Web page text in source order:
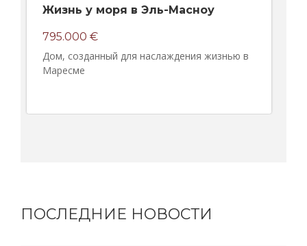
Жизнь у моря в Эль-Масноу
795.000 €
Дом, созданный для наслаждения жизнью в
Маресме
ПОСЛЕДНИЕ НОВОСТИ